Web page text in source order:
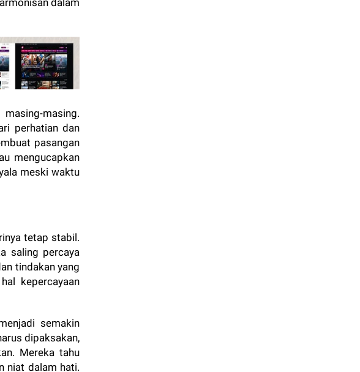
dalam
masing.
perhatian dan
pasangan
mengucapkan
meski waktu
tetap stabil.
saling percaya
tindakan yang
kepercayaan
semakin
dipaksakan,
Mereka tahu
niat dalam hati.